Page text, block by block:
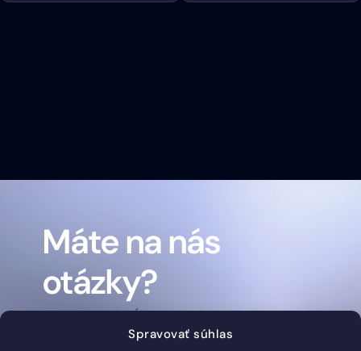
Spravovať súhlas
Máte na nás
otázky?
KONTAKTUJTE NÁS